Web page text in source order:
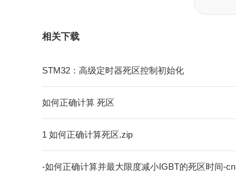
相关下载
STM32：高级定时器死区控制初始化
如何正确计算 死区
1 如何正确计算死区.zip
-如何正确计算并最大限度减小IGBT的死区时间-cn